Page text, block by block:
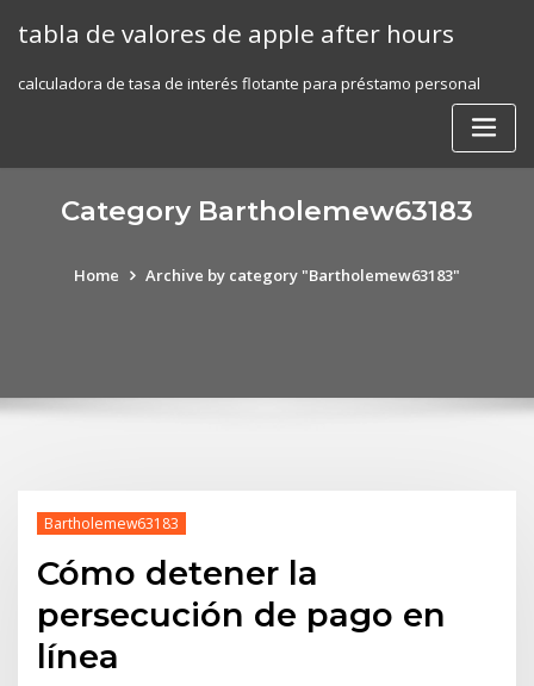
tabla de valores de apple after hours
calculadora de tasa de interés flotante para préstamo personal
Category Bartholemew63183
Home Archive by category "Bartholemew63183"
Bartholemew63183
Cómo detener la
persecución de pago en
línea